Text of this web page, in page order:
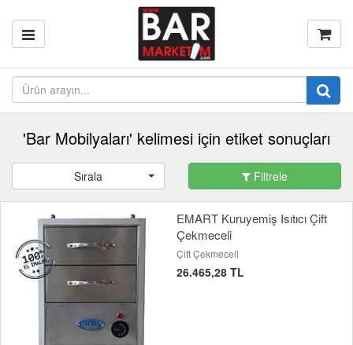
'Bar Mobilyaları' kelimesi için etiket sonuçları
Sırala Filtrele
EMART Kuruyemiş Isıtıcı Çift
Çekmeceli
Çift Çekmeceli
26.465,28 TL